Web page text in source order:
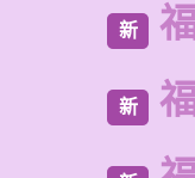
新
新